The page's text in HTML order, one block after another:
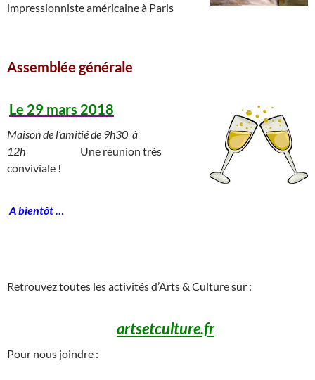
impressionniste américaine à Paris
Assemblée générale
Le 29 mars 2018
Maison de l’amitié de 9h30 à
12h
Une réunion très
conviviale !
A bientôt …
Retrouvez toutes les activités d’Arts & Culture sur :
artsetculture.fr
Pour nous joindre :